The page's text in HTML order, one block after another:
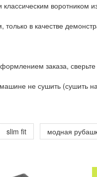
воротником
в качестве
заказа,
не сушить (сушить
slim fit модная